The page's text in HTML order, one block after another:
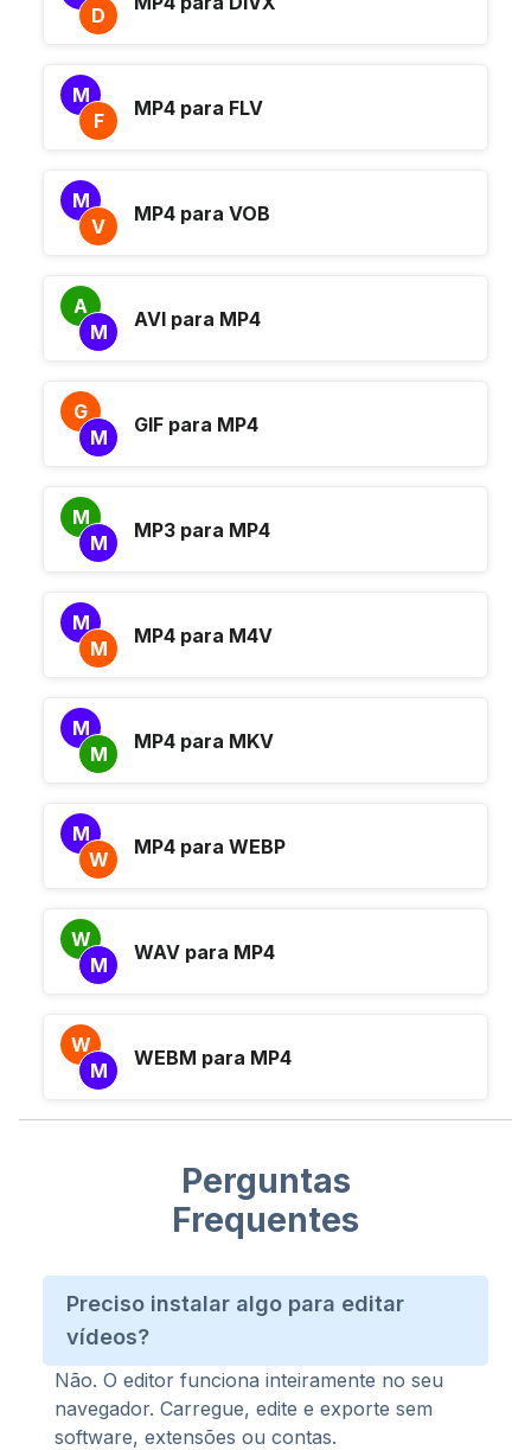
D
M
F
MP4 para FLV
M
V
MP4 para VOB
A
M
AVI para MP4
G
M
GIF para MP4
M
M
MP3 para MP4
M
M
MP4 para M4V
M
M
MP4 para MKV
M
W
MP4 para WEBP
W
M
WAV para MP4
W
M
WEBM para MP4
Perguntas
Frequentes
Preciso instalar algo para editar
vídeos?
Não. O editor funciona inteiramente no seu
navegador. Carregue, edite e exporte sem
software, extensões ou contas.